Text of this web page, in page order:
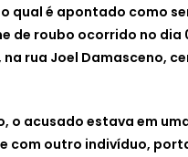
o qual é apontado como
de roubo ocorrido no dia
na rua Joel Damasceno,
o acusado estava em
com outro indivíduo,